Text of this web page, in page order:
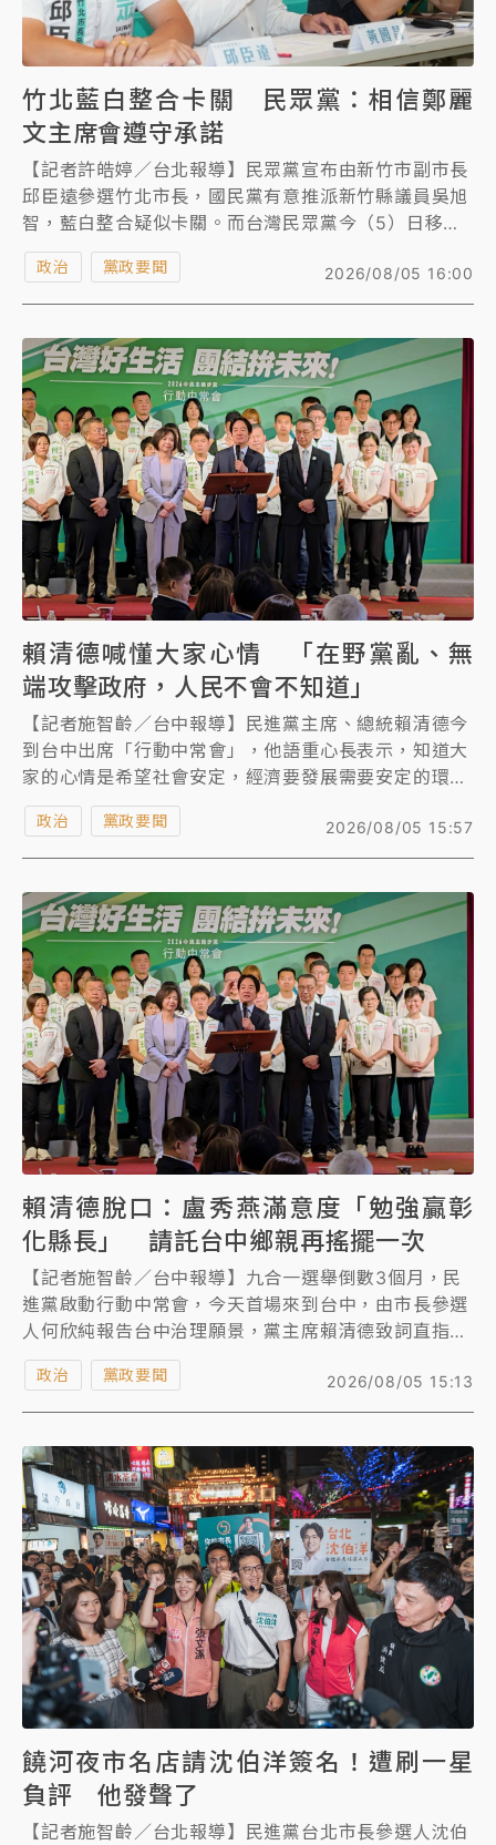
竹北藍白整合卡關 民眾黨：相信鄭麗
文主席會遵守承諾
【記者許皓婷／台北報導】民眾黨宣布由新竹市副市長
邱臣遠參選竹北市長，國民黨有意推派新竹縣議員吳旭
智，藍白整合疑似卡關。而台灣民眾黨今（5）日移師
竹北召開中央委員會，黨主席黃國昌表示，在野合作必
須建立在誠信的基礎之上，「我一直相信鄭麗文主席會
遵守承諾，但也希望徐欣瑩委員說到做到」。
2026/08/05 16:00
政治 黨政要聞
賴清德喊懂大家心情 「在野黨亂、無
端攻擊政府，人民不會不知道」
【記者施智齡／台中報導】民進黨主席、總統賴清德今
到台中出席「行動中常會」，他語重心長表示，知道大
家的心情是希望社會安定，經濟要發展需要安定的環
境，大家不希望被共產黨統治，也因此，立法院再怎麼
亂、在野黨再怎麼攻擊抹黑，自己身為總統，很堅定繼
續推動國政，目的就是不希望社會亂。
2026/08/05 15:57
政治 黨政要聞
賴清德脫口：盧秀燕滿意度「勉強贏彰
化縣長」 請託台中鄉親再搖擺一次
【記者施智齡／台中報導】九合一選舉倒數3個月，民
進黨啟動行動中常會，今天首場來到台中，由市長參選
人何欣純報告台中治理願景，黨主席賴清德致詞直指台
中市政表現不如市民期待，市長盧秀燕的個人滿意度跟
高雄市長陳其邁比，差太遠，遠遠不及，並細數中部五
縣市，盧秀燕表現不如雲林縣長、南投縣長、苗栗縣
重要的搖擺州，賴清德現場懇請台中父老鄉親再次展現
智慧，「再搖擺一次，換人換黨做看看」，讓何欣純當
選台中市長。
2026/08/05 15:13
政治 黨政要聞
饒河夜市名店請沈伯洋簽名！遭刷一星
負評 他發聲了
【記者施智齡／台北報導】民進黨台北市長參選人沈伯